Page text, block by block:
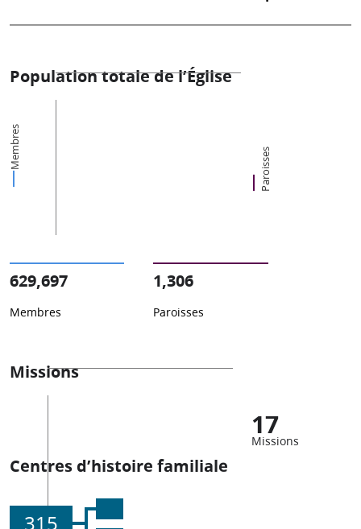
Population totale de l’Église
Membres Paroisses
629,697
Membres
1,306
Paroisses
Missions
17
Missions
Centres d’histoire familiale
315